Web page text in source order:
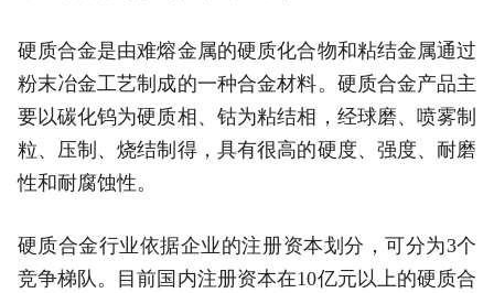
硬质合金是由难熔金属的硬质化合物和粘结金属通过
粉末冶金工艺制成的一种合金材料。硬质合金产品主
要以碳化钨为硬质相、钴为粘结相，经球磨、喷雾制
粒、压制、烧结制得，具有很高的硬度、强度、耐磨
性和耐腐蚀性。
硬质合金行业依据企业的注册资本划分，可分为3个
竞争梯队。目前国内注册资本在10亿元以上的硬质合